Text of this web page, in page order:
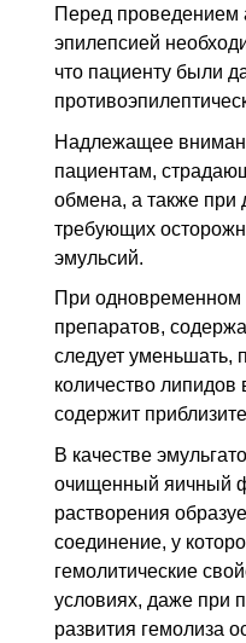
Перед проведением
эпилепсией
что пациенту были
Надлежащее
пациентам,
обмена, а также при
требующих
эмульсий.
При одновременном
препаратов,
следует уменьшать,
количество липидов
содержит
В качестве
очищенный яичный
растворения
соединение, у
гемолитические
условиях, даже при
развития гемолиза